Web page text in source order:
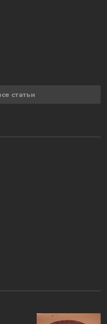
статьи